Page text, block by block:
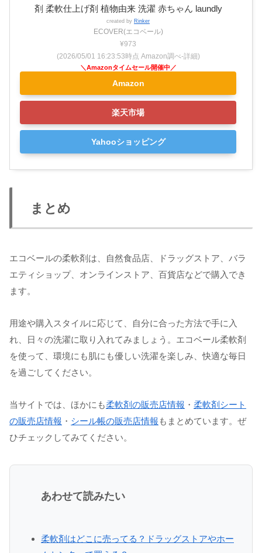
剤 柔軟仕上げ剤 植物由来 洗濯 赤ちゃん laundly
created by Rinker
ECOVER(エコベール)
¥973
(2026/05/01 16:23:53時点 Amazon調べ-詳細)
Amazon
楽天市場
Yahooショッピング
まとめ
エコベールの柔軟剤は、自然食品店、ドラッグストア、バラ
エティショップ、オンラインストア、百貨店などで購入でき
ます。
用途や購入スタイルに応じて、自分に合った方法で手に入
れ、日々の洗濯に取り入れてみましょう。エコベール柔軟剤
を使って、環境にも肌にも優しい洗濯を楽しみ、快適な毎日
を過ごしてください。
当サイトでは、ほかにも柔軟剤の販売店情報 ・ 柔軟剤シート
の販売店情報 ・ シール帳の販売店情報 もまとめています。ぜ
ひチェックしてみてください。
あわせて読みたい
柔軟剤はどこに売ってる？ドラッグストアやホー